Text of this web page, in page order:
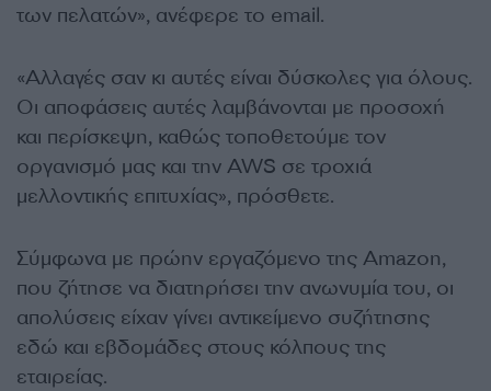
των πελατών», ανέφερε το email.
«Αλλαγές σαν κι αυτές είναι δύσκολες για όλους.
Οι αποφάσεις αυτές λαμβάνονται με προσοχή
και περίσκεψη, καθώς τοποθετούμε τον
οργανισμό μας και την AWS σε τροχιά
μελλοντικής επιτυχίας», πρόσθετε.
Σύμφωνα με πρώην εργαζόμενο της Amazon,
που ζήτησε να διατηρήσει την ανωνυμία του, οι
απολύσεις είχαν γίνει αντικείμενο συζήτησης
εδώ και εβδομάδες στους κόλπους της
εταιρείας.